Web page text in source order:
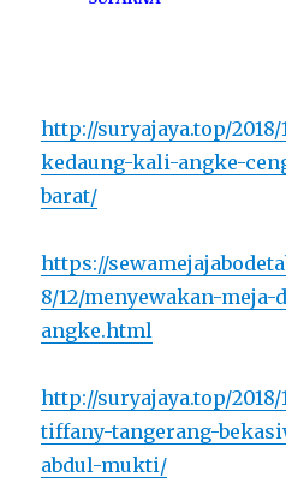
http://suryajaya.top/
kedaung-kali-angke-
barat/
https://
8/12/menyewakan-
angke.html
http://suryajaya.top/
tiffany-tangerang-
abdul-mukti/